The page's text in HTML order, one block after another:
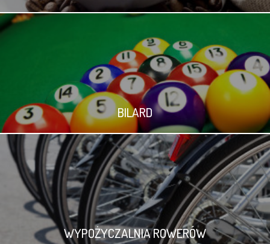
BILARD
WYPOŻYCZALNIA ROWERÓW